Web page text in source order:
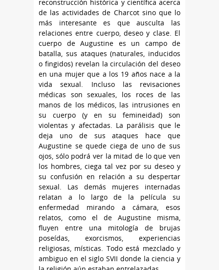
reconstrucción histórica y científica acerca
de las actividades de Charcot sino que lo
más interesante es que ausculta las
relaciones entre cuerpo, deseo y clase. El
cuerpo de Augustine es un campo de
batalla, sus ataques (naturales, inducidos
o fingidos) revelan la circulación del deseo
en una mujer que a los 19 años nace a la
vida sexual. Incluso las revisaciones
médicas son sexuales, los roces de las
manos de los médicos, las intrusiones en
su cuerpo (y en su femineidad) son
violentas y afectadas. La parálisis que le
deja uno de sus ataques hace que
Augustine se quede ciega de uno de sus
ojos, sólo podrá ver la mitad de lo que ven
los hombres, ciega tal vez por su deseo y
su confusión en relación a su despertar
sexual. Las demás mujeres internadas
relatan a lo largo de la película su
enfermedad mirando a cámara, esos
relatos, como el de Augustine misma,
fluyen entre una mitología de brujas
poseídas, exorcismos, experiencias
religiosas, místicas. Todo está mezclado y
ambiguo en el siglo SVII donde la ciencia y